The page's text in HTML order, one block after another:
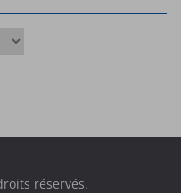
réservés.